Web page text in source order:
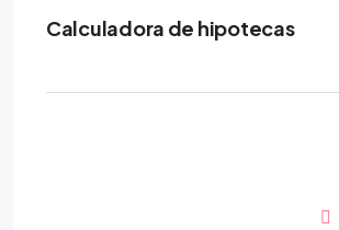
Calculadora de hipotecas